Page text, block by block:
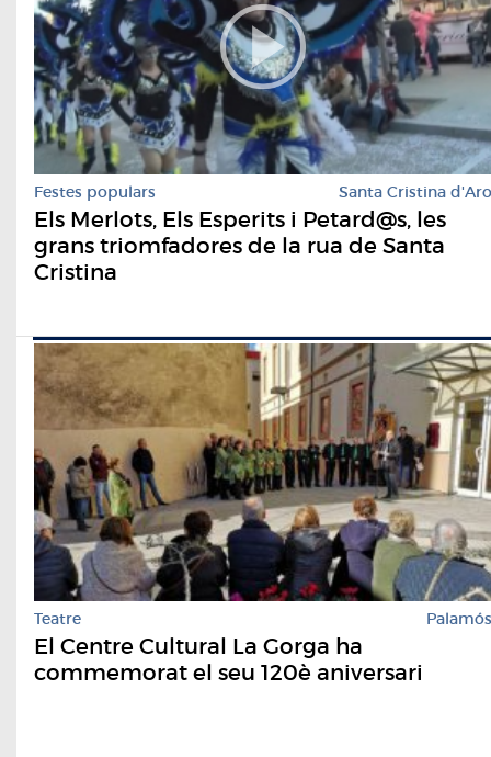
Festes populars Santa Cristina d'Aro
Els Merlots, Els Esperits i Petard@s, les
grans triomfadores de la rua de Santa
Cristina
Teatre Palamós
El Centre Cultural La Gorga ha
commemorat el seu 120è aniversari